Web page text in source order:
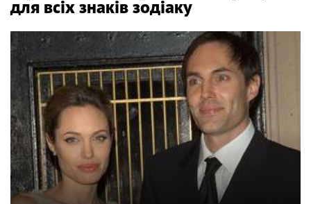
для всіх знаків зодіаку